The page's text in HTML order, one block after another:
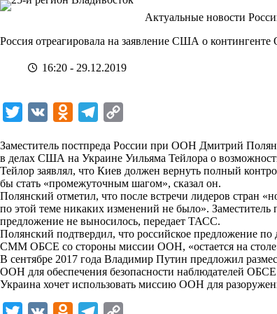
Перейти
Актуальные новости
Россия отреагировала на заявление США о
16:20 - 29.12.2019
i
t
t
e
r
n
o
k
l
a
s
s
n
l
e
g
r
a
m
p
y
L
i
n
k
Заместитель постпреда России при ООН Дмитрий
в делах США на Украине Уильяма Тейлора о
Тейлор заявлял, что Киев должен вернуть полный
бы стать «промежуточным шагом», сказал он.
Полянский отметил, что после встречи лидеров стран
по этой теме никаких изменений не было».
предложение не выносилось, передает ТАСС.
Полянский подтвердил, что российское предложение
СММ ОБСЕ со стороны миссии ООН, «остается на
В сентябре 2017 года Владимир Путин предложил
ООН для обеспечения безопасности наблюдателей
Украина хочет использовать миссию ООН для